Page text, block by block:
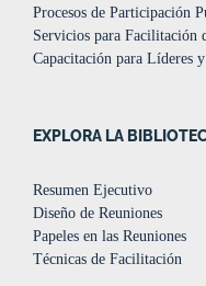
Procesos de Participación
Servicios para Facilitación
Capacitación para Líderes
EXPLORA LA
Resumen Ejecutivo
Diseño de Reuniones
Papeles en las Reuniones
Técnicas de Facilitación